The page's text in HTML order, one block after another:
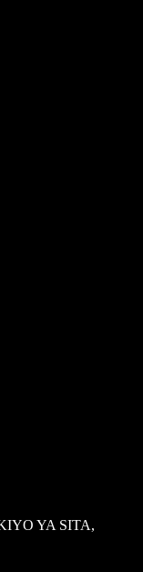
YA SITA,